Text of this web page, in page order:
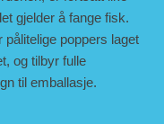
gjelder å fange fisk.
poppers laget
og tilbyr fulle
til emballasje.